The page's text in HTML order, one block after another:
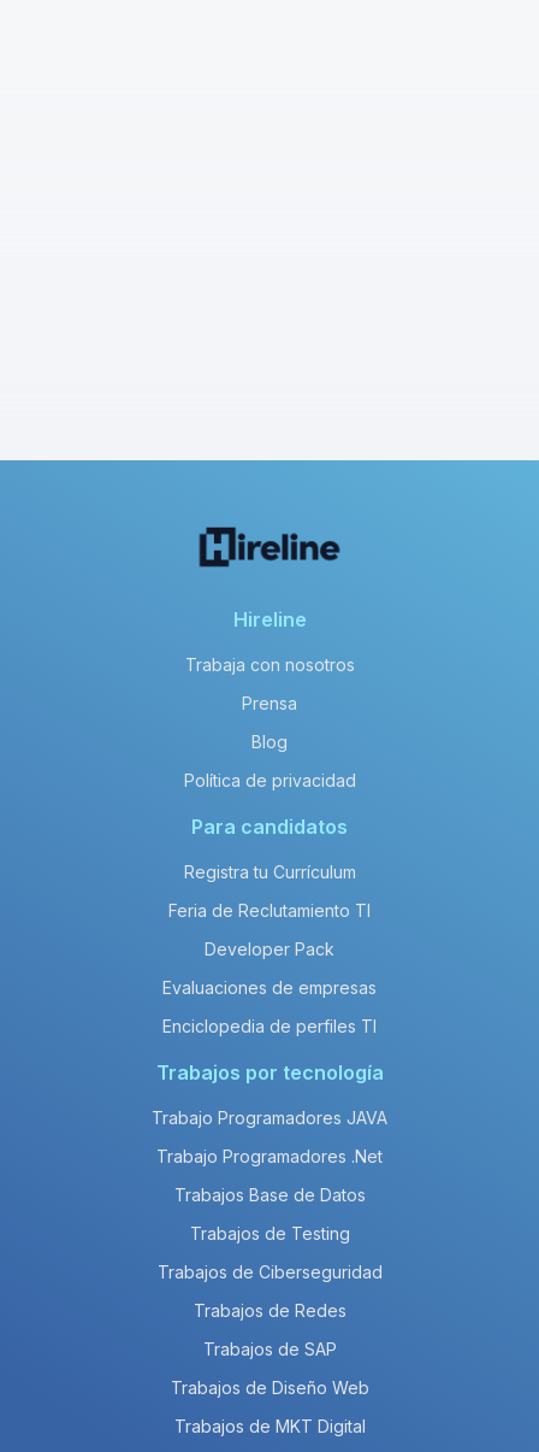
Hireline
Trabaja con nosotros
Prensa
Blog
Política de privacidad
Para candidatos
Registra tu Currículum
Feria de Reclutamiento TI
Developer Pack
Evaluaciones de empresas
Enciclopedia de perfiles TI
Trabajos por tecnología
Trabajo Programadores JAVA
Trabajo Programadores .Net
Trabajos Base de Datos
Trabajos de Testing
Trabajos de Ciberseguridad
Trabajos de Redes
Trabajos de SAP
Trabajos de Diseño Web
Trabajos de MKT Digital